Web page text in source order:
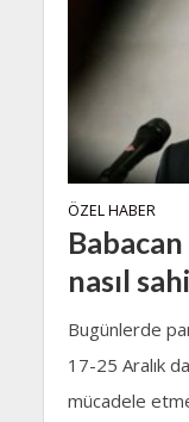
ÖZEL HABER
nasıl
Bugünlerde
17-25 Aralık
mücadele